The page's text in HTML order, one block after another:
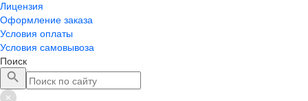
Лицензия
Оформление заказа
Условия оплаты
Условия самовывоза
Поиск